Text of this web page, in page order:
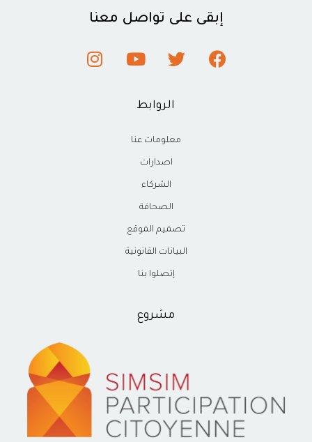
إبقى على تواصل معنا
الروابط
معلومات عنا
اصدارات
الشركاء
الصحافة
تصميم الموقع
البيانات القانونية
إتصلوا بنا
مشروع